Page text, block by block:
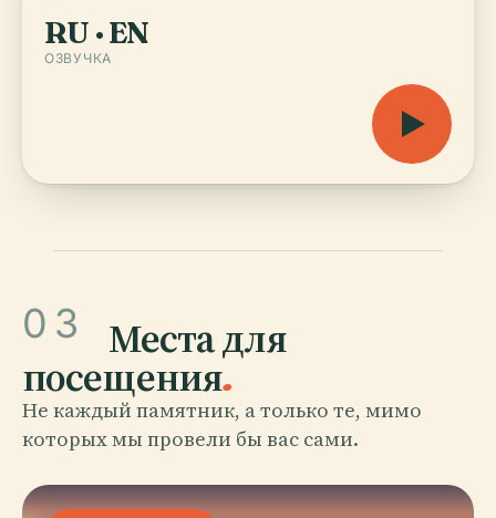
RU · EN
ОЗВУЧКА
03 Места для
посещения.
Не каждый памятник, а только те, мимо
которых мы провели бы вас сами.